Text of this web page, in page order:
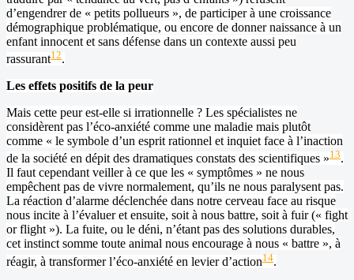
d’engendrer de « petits pollueurs », de participer à une croissance
démographique problématique, ou encore de donner naissance à un
enfant innocent et sans défense dans un contexte aussi peu
rassurant12.
Les effets positifs de la peur
Mais cette peur est-elle si irrationnelle ? Les spécialistes ne
considèrent pas l’éco-anxiété comme une maladie mais plutôt
comme « le symbole d’un esprit rationnel et inquiet face à l’inaction
de la société en dépit des dramatiques constats des scientifiques »13.
Il faut cependant veiller à ce que les « symptômes » ne nous
empêchent pas de vivre normalement, qu’ils ne nous paralysent pas.
La réaction d’alarme déclenchée dans notre cerveau face au risque
nous incite à l’évaluer et ensuite, soit à nous battre, soit à fuir (« fight
or flight »). La fuite, ou le déni, n’étant pas des solutions durables,
cet instinct somme toute animal nous encourage à nous « battre », à
réagir, à transformer l’éco-anxiété en levier d’action14.